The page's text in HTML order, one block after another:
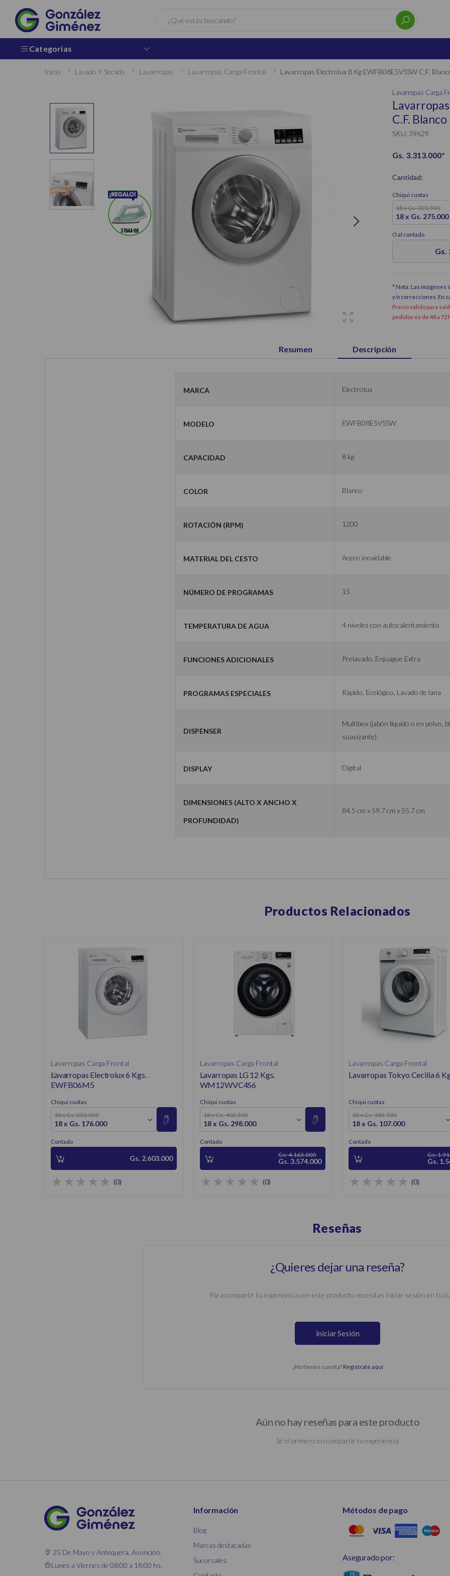
Categorías
Inicio Lavado Y Secado Lavarropas Lavarropas Carga Frontal Lavarropas Electrolux 8 Kg EWFB08E5VSSW C.F.
Lavarropas Carga
C.F. Blanco
SKU: 39629
Gs. 3.313.000*
Cantidad:
Chiqui cuotas
18 x Gs. 320.500
18 x Gs. 275.000
O al contado
Gs.
* Nota: Las
y/o correcciones. En
Precio válido para
pedidos es de 48 a 72
Resumen Descripción
Marca Electrolux
Modelo EWFB08E5VSSW
Capacidad 8 kg
Color Blanco
Rotación (RPM) 1200
Material del cesto Acero inoxidable
Número de programas 15
Temperatura de agua 4 niveles con autocalentamiento
Funciones adicionales Prelavado, Enjuague Extra
Programas especiales Rápido, Ecológico, Lavado de lana
Dispenser
Multibox (jabón líquido o en polvo,
suavizante)
Display Digital
Dimensiones (Alto x Ancho x
Profundidad)
84.5 cm x 59.7 cm x 55.7 cm
Productos Relacionados
Lavarropas Carga Frontal
Lavarropas Electrolux 6 Kgs.
EWFB06M5
Chiqui cuotas
18 x Gs. 252.000
18 x Gs. 176.000
Contado
Gs. 2.603.000
(0)
Lavarropas Carga Frontal
Lavarropas LG 12 Kgs.
WM12WVC4S6
Chiqui cuotas
18 x Gs. 402.500
18 x Gs. 298.000
Contado
Gs. 4.163.000
Gs. 3.574.000
(0)
Lavarropas Carga Frontal
Lavarropas Tokyo Cecilia 6
Chiqui cuotas
18 x Gs. 185.500
18 x Gs. 107.000
Contado
Gs.
Gs.
(0)
Reseñas
¿Quieres dejar una reseña?
Para compartir tu experiencia con este producto necesitas iniciar sesión en tu
Iniciar Sesión
¿No tienes cuenta? Regístrate aquí
Aún no hay reseñas para este producto
Sé el primero en compartir tu experiencia
25 De Mayo y Antequera, Asunción.
Lunes a Viernes de 08:00 a 18:00 hs.
Información
Blog
Marcas destacadas
Sucursales
Métodos de pago
Asegurado por: